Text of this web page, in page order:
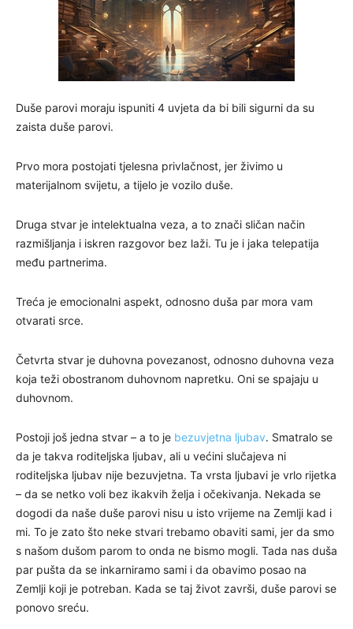
Duše parovi moraju ispuniti 4 uvjeta da bi bili sigurni da su
zaista duše parovi.
Prvo mora postojati tjelesna privlačnost, jer živimo u
materijalnom svijetu, a tijelo je vozilo duše.
Druga stvar je intelektualna veza, a to znači sličan način
razmišljanja i iskren razgovor bez laži. Tu je i jaka telepatija
među partnerima.
Treća je emocionalni aspekt, odnosno duša par mora vam
otvarati srce.
Četvrta stvar je duhovna povezanost, odnosno duhovna veza
koja teži obostranom duhovnom napretku. Oni se spajaju u
duhovnom.
Postoji još jedna stvar – a to je bezuvjetna ljubav. Smatralo se
da je takva roditeljska ljubav, ali u većini slučajeva ni
roditeljska ljubav nije bezuvjetna. Ta vrsta ljubavi je vrlo rijetka
– da se netko voli bez ikakvih želja i očekivanja. Nekada se
dogodi da naše duše parovi nisu u isto vrijeme na Zemlji kad i
mi. To je zato što neke stvari trebamo obaviti sami, jer da smo
s našom dušom parom to onda ne bismo mogli. Tada nas duša
par pušta da se inkarniramo sami i da obavimo posao na
Zemlji koji je potreban. Kada se taj život završi, duše parovi se
ponovo sreću.